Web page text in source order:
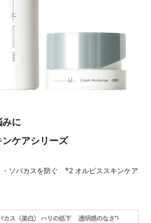
に
ケアシリーズ
ソバカスを防ぐ *2 オルビススキンケア